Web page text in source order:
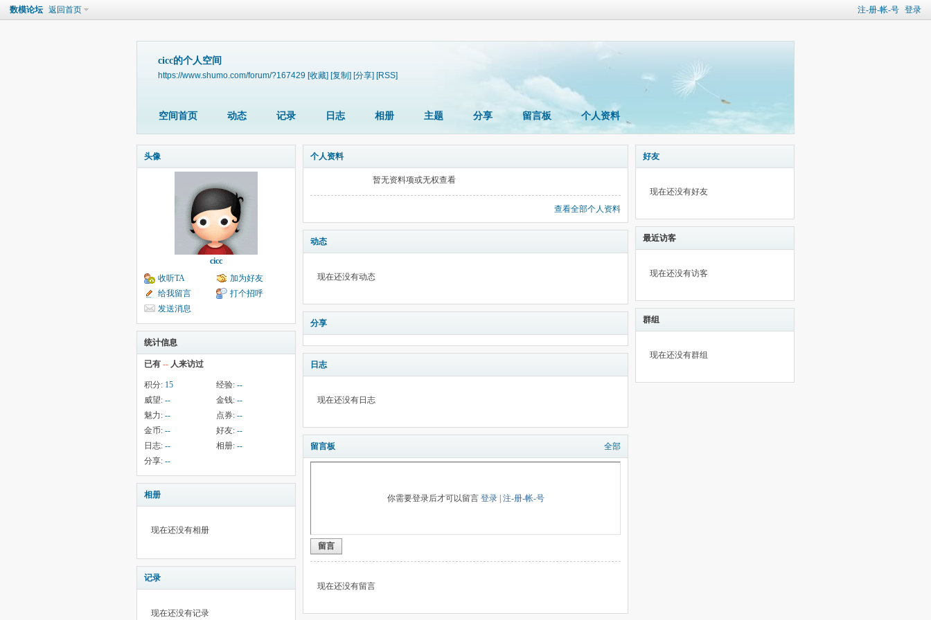
注-册-帐-号 登录
数模论坛 返回首页
cicc的个人空间
https://www.shumo.com/forum/?167429 [收藏] [复制] [分享] [RSS]
空间首页 动态 记录 日志 相册 主题 分享 留言板 个人资料
头像
cicc
收听TA
加为好友
给我留言
打个招呼
发送消息
统计信息
已有 -- 人来访过
积分: 15 经验: --
威望: -- 金钱: --
魅力: -- 点券: --
金币: -- 好友: --
日志: -- 相册: --
分享: --
相册
现在还没有相册
记录
现在还没有记录
个人资料
暂无资料项或无权查看
查看全部个人资料
动态
现在还没有动态
分享
日志
现在还没有日志
留言板 全部
你需要登录后才可以留言 登录| 注-册-帐-号
留言
现在还没有留言
好友
现在还没有好友
最近访客
现在还没有访客
群组
现在还没有群组